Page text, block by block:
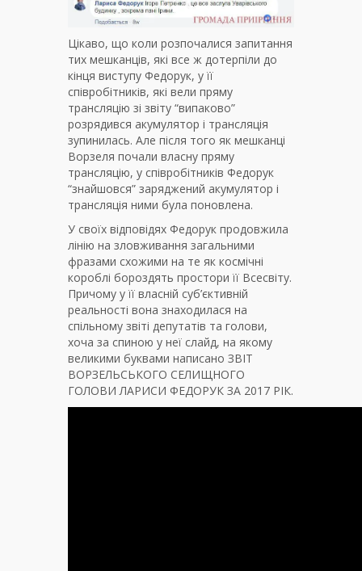
Цікаво, що коли розпочалися запитання
тих мешканців, які все ж дотерпіли до
кінця виступу Федорук, у її
співробітників, які вели пряму
трансляцію зі звіту “випаково”
розрядився акумулятор і трансляція
зупинилась. Але після того як мешканці
Ворзеля почали власну пряму
трансляцію, у співробітників Федорук
“знайшовся” заряджений акумулятор і
трансляція ними була поновлена.
У своїх відповідях Федорук продовжила
лінію на зловживання загальними
фразами схожими на те як космічні
короблі бороздять простори її Всесвіту.
Причому у її власній суб’єктивній
реальності вона знаходилася на
спільному звіті депутатів та голови,
хоча за спиною у неї слайд, на якому
великими буквами написано ЗВІТ
ВОРЗЕЛЬСЬКОГО СЕЛИЩНОГО
ГОЛОВИ ЛАРИСИ ФЕДОРУК ЗА 2017 РІК.